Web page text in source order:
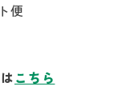
便
こちら